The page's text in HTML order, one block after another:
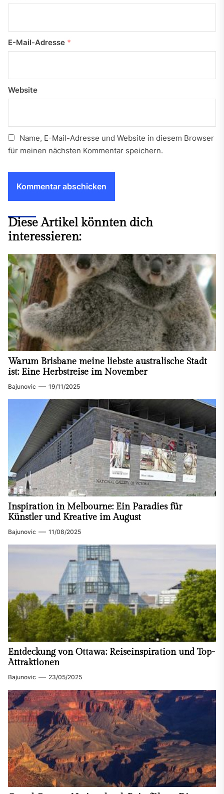
E-Mail-Adresse *
Website
Name, E-Mail-Adresse und Website in diesem Browser
für meinen nächsten Kommentar speichern.
Diese Artikel könnten dich
interessieren:
Warum Brisbane meine liebste australische Stadt
ist: Eine Herbstreise im November
Bajunovic 19/11/2025
Inspiration in Melbourne: Ein Paradies für
Künstler und Kreative im August
Bajunovic 11/08/2025
Entdeckung von Ottawa: Reiseinspiration und Top-
Attraktionen
Bajunovic 23/05/2025